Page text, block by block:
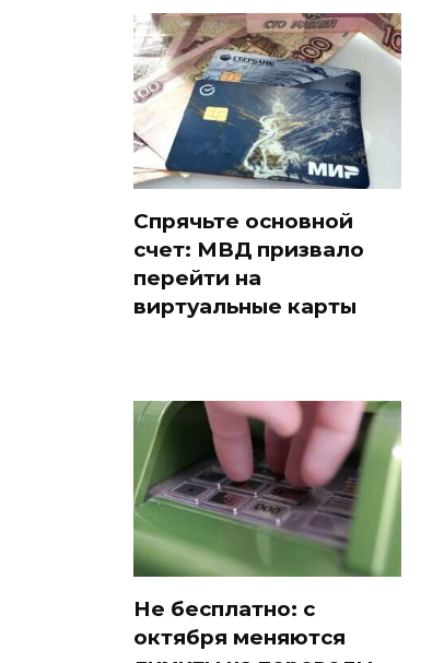
Спрячьте основной
счет: МВД призвало
перейти на
виртуальные карты
Не бесплатно: с
октября меняются